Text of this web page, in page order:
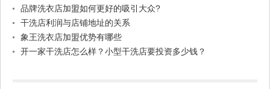
品牌洗衣店加盟如何更好的吸引大众?
干洗店利润与店铺地址的关系
象王洗衣店加盟优势有哪些
开一家干洗店怎么样？小型干洗店要投资多少钱？